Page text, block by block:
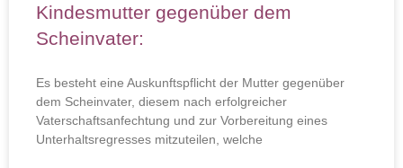
Kindesmutter gegenüber dem
Scheinvater:
Es besteht eine Auskunftspflicht der Mutter gegenüber
dem Scheinvater, diesem nach erfolgreicher
Vaterschaftsanfechtung und zur Vorbereitung eines
Unterhaltsregresses mitzuteilen, welche